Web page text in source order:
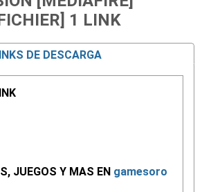
1 LINK
DE DESCARGA
JUEGOS Y MAS EN gamesoro